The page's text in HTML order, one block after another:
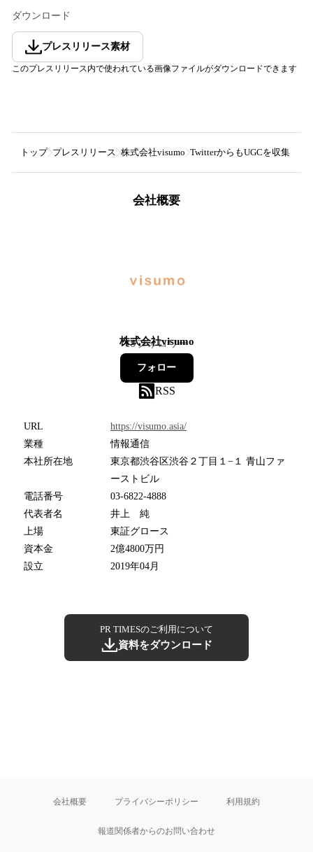
ダウンロード
プレスリリース素材
このプレスリリース内で使われている画像ファイルがダウンロードできます
トップ プレスリリース 株式会社visumo TwitterからもUGCを収集・掲
会社概要
株式会社visumo
19フォロワー
フォロー
RSS
URL
https://visumo.asia/
業種
情報通信
本社所在地
東京都渋谷区渋谷２丁目１−１ 青山ファ
ーストビル
電話番号
03-6822-4888
代表者名
井上 純
上場
東証グロース
資本金
2億4800万円
設立
2019年04月
PR TIMESのご利用について
資料をダウンロード
会社概要 プライバシーポリシー 利用規約
報道関係者からのお問い合わせ